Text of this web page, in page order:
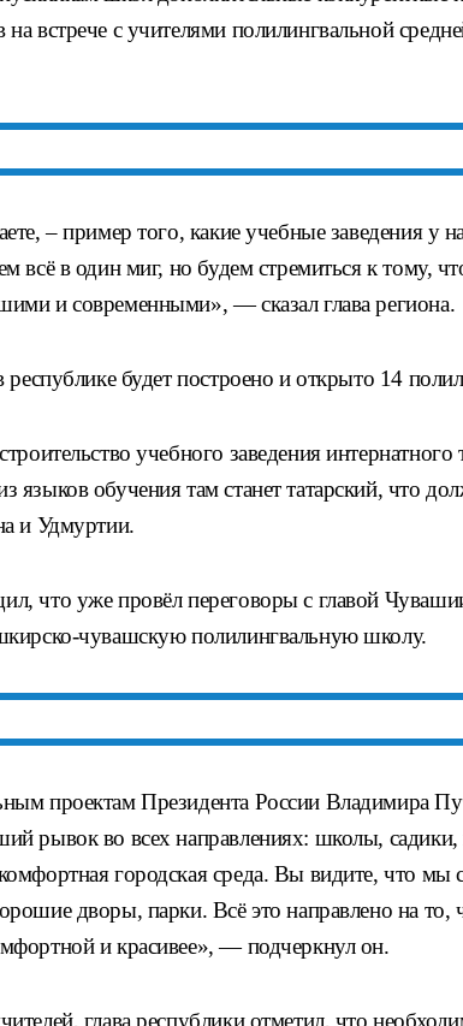
на встрече с учителями полилингвальной
– пример того, какие учебные заведения у
всё в один миг, но будем стремиться к тому,
и современными», — сказал глава региона.
республике будет построено и открыто 14
учебного заведения интернатного
языков обучения там станет татарский, что
и Удмуртии.
что уже провёл переговоры с главой
чувашскую полилингвальную школу.
проектам Президента России Владимира
рывок во всех направлениях: школы,
городская среда. Вы видите, что мы
дворы, парки. Всё это направлено на то,
и красивее», — подчеркнул он.
глава республики отметил, что